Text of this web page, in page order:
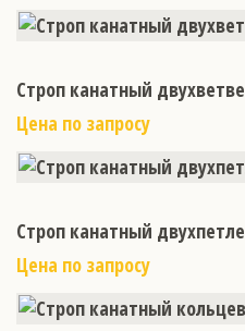
Строп канатный
Цена по запросу
Строп канатный
Цена по запросу